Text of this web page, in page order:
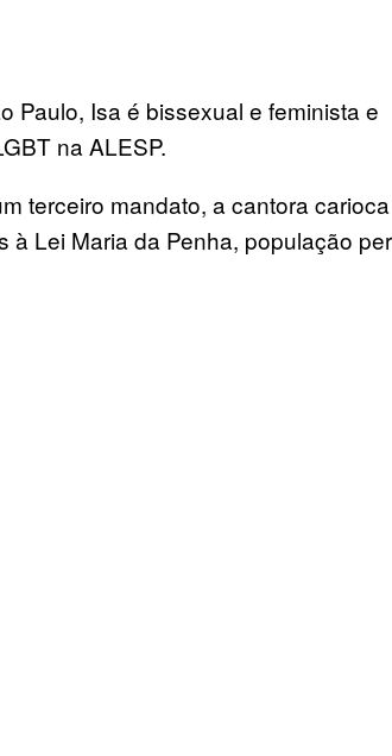
Paulo, Isa é bissexual e feminista e
na ALESP.
terceiro mandato, a cantora
Lei Maria da Penha, população